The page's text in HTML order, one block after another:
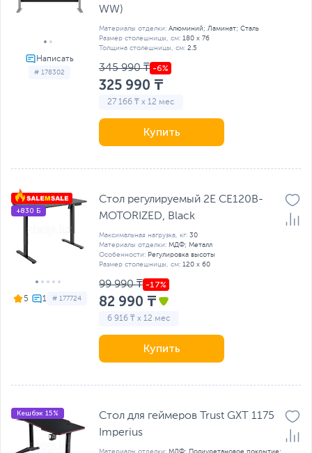
# 178302
WW)
Материалы отделки: Алюминий; Ламинат; Сталь
Размер столешницы, см: 180 x 76
Толщина столешницы, см: 2.5
345 990 ₸
325 990 ₸
27 166 ₸ x 12 мес
Купить
5 # 177724
+830 Б
Стол регулируемый 2E СЕ120B-
MOTORIZED, Black
Максимальная нагрузка, кг: 30
Материалы отделки: МДФ; Металл
Особенности: Регулировка высоты
Размер столешницы, см: 120 x 60
99 990 ₸
82 990 ₸
6 916 ₸ x 12 мес
Купить
Кешбэк 15%
Стол для геймеров Trust GXT 1175
Imperius
Материалы отделки: МДФ; Полиуретановое покрытие;